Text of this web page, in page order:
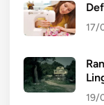
17/
19/